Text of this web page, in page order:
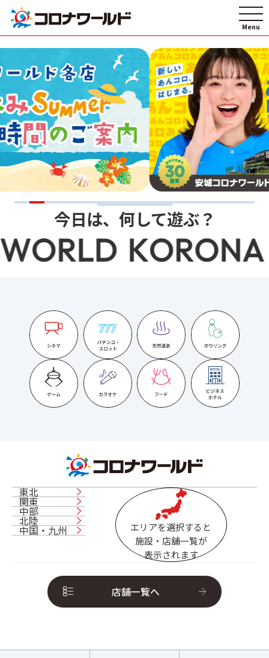
今日は、何して遊ぶ？
東北
関東
中部
北陸
中国・九州
エリアを選択すると
施設・店舗一覧が
表示されます
店舗一覧へ